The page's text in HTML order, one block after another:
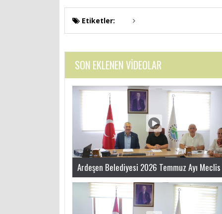
Etiketler:
SON EKLENEN VİDEOLAR
Ardeşen Belediyesi 2026 Temmuz Ayı Meclis
Toplantısı Yayında!